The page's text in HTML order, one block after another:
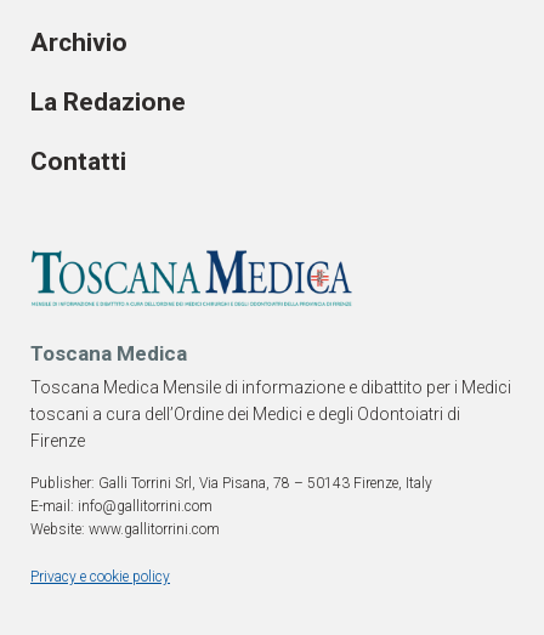
Toscana Medica
Toscana Medica Mensile di informazione e dibattito per i Medici
toscani a cura dell’Ordine dei Medici e degli Odontoiatri di
Firenze
Publisher: Galli Torrini Srl, Via Pisana, 78 – 50143 Firenze, Italy
E-mail: info@gallitorrini.com
Website: www.gallitorrini.com
Privacy e cookie policy
Archivio
La Redazione
Contatti